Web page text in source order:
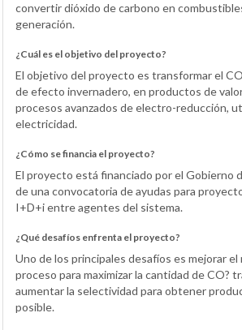
convertir dióxido de carbono en
generación.
¿Cuál es el objetivo del proyecto?
El objetivo del proyecto es transformar el
de efecto invernadero, en productos de
procesos avanzados de electro-reducción,
electricidad.
¿Cómo se financia el proyecto?
El proyecto está financiado por el Gobierno
de una convocatoria de ayudas para
I+D+i entre agentes del sistema.
¿Qué desafíos enfrenta el proyecto?
Uno de los principales desafíos es mejorar
proceso para maximizar la cantidad de CO?
aumentar la selectividad para obtener
posible.